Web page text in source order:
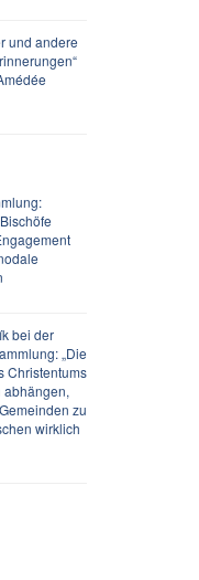
und andere
bei der
„Die
Christentums
abhängen,
zu
wirklich